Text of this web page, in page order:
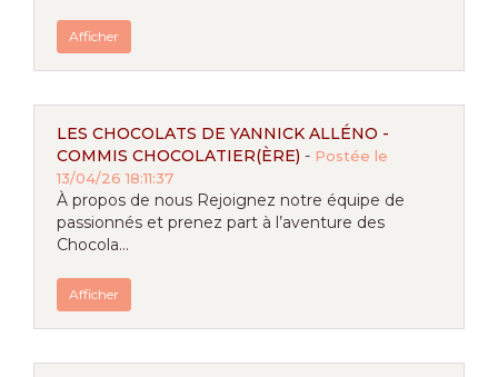
Afficher
LES CHOCOLATS DE YANNICK ALLÉNO -
COMMIS CHOCOLATIER(ÈRE) - Postée le
13/04/26 18:11:37
À propos de nous Rejoignez notre équipe de
passionnés et prenez part à l’aventure des
Chocola...
Afficher